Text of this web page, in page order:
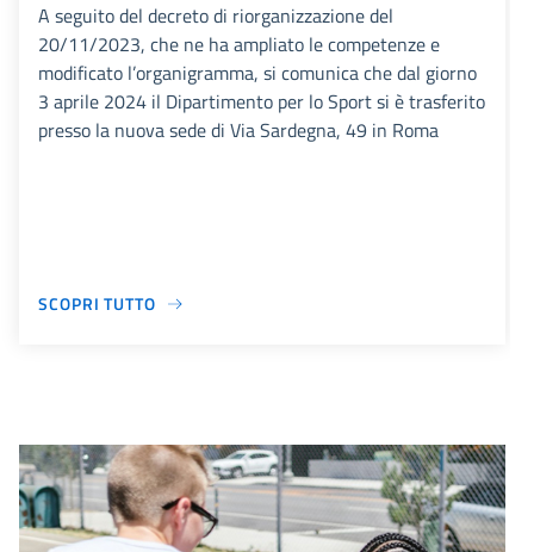
A seguito del decreto di riorganizzazione del
20/11/2023, che ne ha ampliato le competenze e
modificato l’organigramma, si comunica che dal giorno
3 aprile 2024 il Dipartimento per lo Sport si è trasferito
presso la nuova sede di Via Sardegna, 49 in Roma
SCOPRI TUTTO